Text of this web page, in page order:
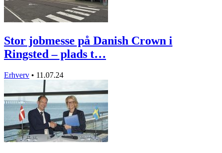
Stor jobmesse på Danish Crown i
Ringsted – plads t…
Erhverv • 11.07.24